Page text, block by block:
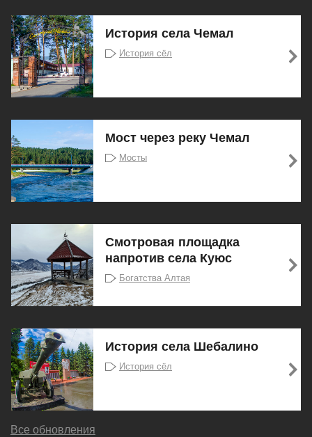
История села Чемал
История сёл
Мост через реку Чемал
Мосты
Смотровая площадка
напротив села Куюс
Богатства Алтая
История села Шебалино
История сёл
Все обновления